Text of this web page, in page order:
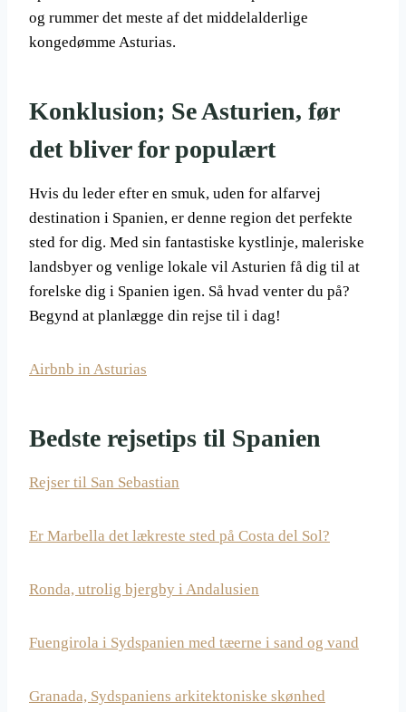
og rummer det meste af det middelalderlige
kongedømme Asturias.
Konklusion; Se Asturien, før
det bliver for populært
Hvis du leder efter en smuk, uden for alfarvej
destination i Spanien, er denne region det perfekte
sted for dig. Med sin fantastiske kystlinje, maleriske
landsbyer og venlige lokale vil Asturien få dig til at
forelske dig i Spanien igen. Så hvad venter du på?
Begynd at planlægge din rejse til i dag!
Airbnb in Asturias
Bedste rejsetips til Spanien
Rejser til San Sebastian
Er Marbella det lækreste sted på Costa del Sol?
Ronda, utrolig bjergby i Andalusien
Fuengirola i Sydspanien med tæerne i sand og vand
Granada, Sydspaniens arkitektoniske skønhed